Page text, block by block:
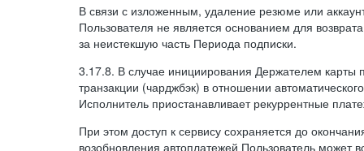
В связи с изложенным, удаление резюме или
Пользователя не является основанием для
за неистекшую часть Периода подписки.
3.17.8. В случае инициирования Держателем карты
транзакции (чарджбэк) в отношении
Исполнитель приостанавливает рекуррентные
При этом доступ к сервису сохраняется до
возобновления автоплатежей Пользователь может